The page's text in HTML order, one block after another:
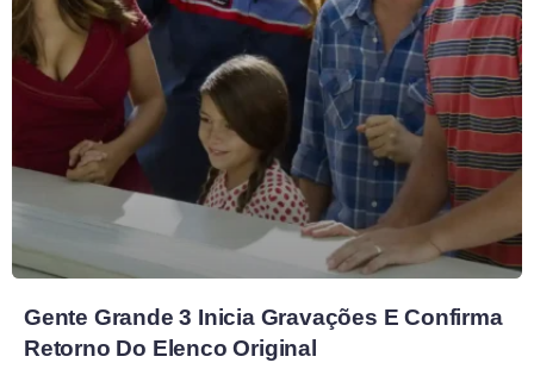
Gente Grande 3 Inicia Gravações E Confirma
Retorno Do Elenco Original